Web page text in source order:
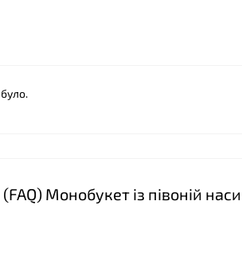
(FAQ) Монобукет із півоній